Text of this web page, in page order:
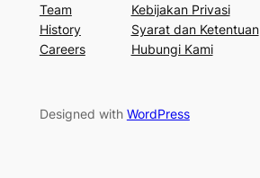
Team
History
Careers
Kebijakan Privasi
Syarat dan Ketentuan
Hubungi Kami
Designed with WordPress